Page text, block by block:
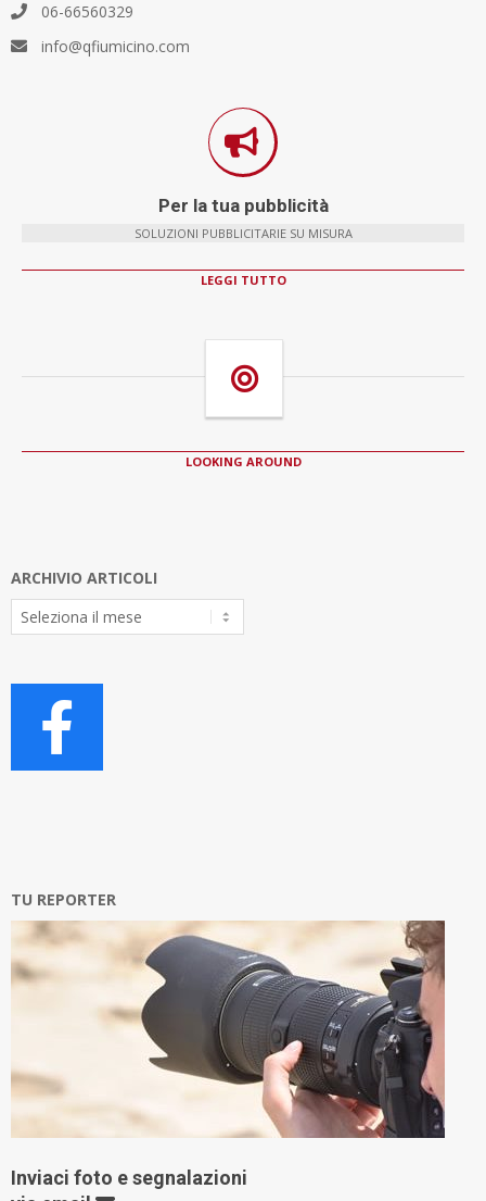
06-66560329
info@qfiumicino.com
Per la tua pubblicità
SOLUZIONI PUBBLICITARIE SU MISURA
LEGGI TUTTO
LOOKING AROUND
ARCHIVIO ARTICOLI
Archivio
Articoli
TU REPORTER
Inviaci foto e segnalazioni